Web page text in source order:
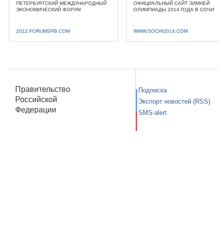
ПЕТЕРБУРГСКИЙ МЕЖДУНАРОДНЫЙ
ЭКОНОМИЧЕСКИЙ ФОРУМ
2012.FORUMSPB.COM
ОФИЦИАЛЬНЫЙ САЙТ ЗИМНЕЙ
ОЛИМПИАДЫ 2014 ГОДА В СОЧИ
WWW.SOCHI2014.COM
Правительство
Российской
Федерации
Подписка
Экспорт новостей (RSS)
SMS-alert